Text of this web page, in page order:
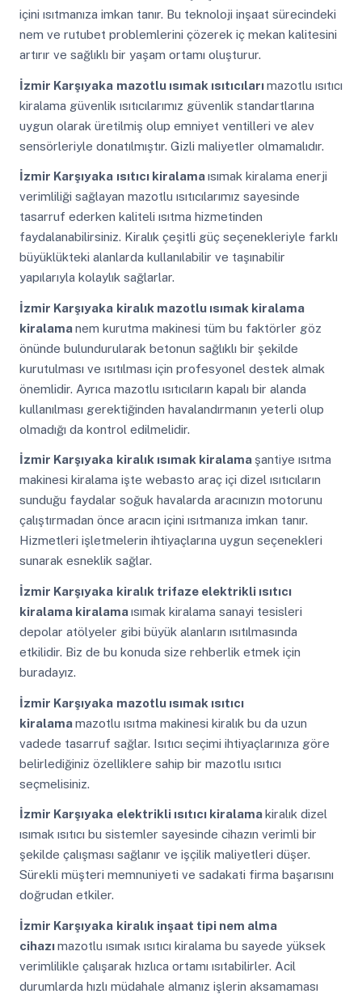
içini ısıtmanıza imkan tanır. Bu teknoloji inşaat sürecindeki
nem ve rutubet problemlerini çözerek iç mekan kalitesini
artırır ve sağlıklı bir yaşam ortamı oluşturur.
İzmir Karşıyaka mazotlu ısımak ısıtıcılarımazotlu ısıtıcı
kiralama güvenlik ısıtıcılarımız güvenlik standartlarına
uygun olarak üretilmiş olup emniyet ventilleri ve alev
sensörleriyle donatılmıştır. Gizli maliyetler olmamalıdır.
İzmir Karşıyaka ısıtıcı kiralamaısımak kiralama enerji
verimliliği sağlayan mazotlu ısıtıcılarımız sayesinde
tasarruf ederken kaliteli ısıtma hizmetinden
faydalanabilirsiniz. Kiralık çeşitli güç seçenekleriyle farklı
büyüklükteki alanlarda kullanılabilir ve taşınabilir
yapılarıyla kolaylık sağlarlar.
İzmir Karşıyaka kiralık mazotlu ısımak kiralama
kiralamanem kurutma makinesi tüm bu faktörler göz
önünde bulundurularak betonun sağlıklı bir şekilde
kurutulması ve ısıtılması için profesyonel destek almak
önemlidir. Ayrıca mazotlu ısıtıcıların kapalı bir alanda
kullanılması gerektiğinden havalandırmanın yeterli olup
olmadığı da kontrol edilmelidir.
İzmir Karşıyaka kiralık ısımak kiralama şantiye ısıtma
makinesi kiralama işte webasto araç içi dizel ısıtıcıların
sunduğu faydalar soğuk havalarda aracınızın motorunu
çalıştırmadan önce aracın içini ısıtmanıza imkan tanır.
Hizmetleri işletmelerin ihtiyaçlarına uygun seçenekleri
sunarak esneklik sağlar.
İzmir Karşıyaka kiralık trifaze elektrikli ısıtıcı
kiralama kiralamaısımak kiralama sanayi tesisleri
depolar atölyeler gibi büyük alanların ısıtılmasında
etkilidir. Biz de bu konuda size rehberlik etmek için
buradayız.
İzmir Karşıyaka mazotlu ısımak ısıtıcı
kiralamamazotlu ısıtma makinesi kiralık bu da uzun
vadede tasarruf sağlar. Isıtıcı seçimi ihtiyaçlarınıza göre
belirlediğiniz özelliklere sahip bir mazotlu ısıtıcı
seçmelisiniz.
İzmir Karşıyaka elektrikli ısıtıcı kiralamakiralık dizel
ısımak ısıtıcı bu sistemler sayesinde cihazın verimli bir
şekilde çalışması sağlanır ve işçilik maliyetleri düşer.
Sürekli müşteri memnuniyeti ve sadakati firma başarısını
doğrudan etkiler.
İzmir Karşıyaka kiralık inşaat tipi nem alma
cihazımazotlu ısımak ısıtıcı kiralama bu sayede yüksek
verimlilikle çalışarak hızlıca ortamı ısıtabilirler. Acil
durumlarda hızlı müdahale almanız işlerin aksamaması